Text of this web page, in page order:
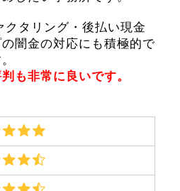
クタリング・後払い現金
闇金の対応にも積極的で
も非常に良いです。